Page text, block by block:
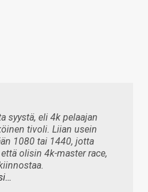
syystä, eli 4k pelaajan
tivoli. Liian usein
1080 tai 1440, jotta
olisin 4k-master race,